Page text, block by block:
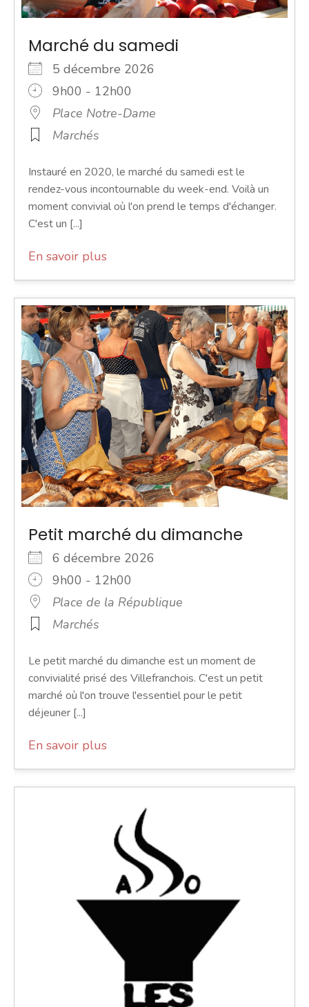
Marché du samedi
5 décembre 2026
9h00 - 12h00
Place Notre-Dame
Marchés
Instauré en 2020, le marché du samedi est le
rendez-vous incontournable du week-end. Voilà un
moment convivial où l'on prend le temps d'échanger.
C'est un [...]
En savoir plus
Petit marché du dimanche
6 décembre 2026
9h00 - 12h00
Place de la République
Marchés
Le petit marché du dimanche est un moment de
convivialité prisé des Villefranchois. C'est un petit
marché où l'on trouve l'essentiel pour le petit
déjeuner [...]
En savoir plus